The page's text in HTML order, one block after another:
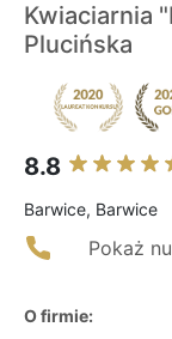
Kwiaciarnia
Plucińska
8.8
Barwice, Barwice
Pokaż
O firmie: